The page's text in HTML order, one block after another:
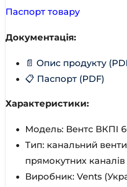
Паспорт товару
Документація:
📄 Опис продукту
📋 Паспорт (PDF)
Характеристики:
Модель: Вентс ВКПІ
Тип: канальний
прямокутних каналів
Виробник: Vents